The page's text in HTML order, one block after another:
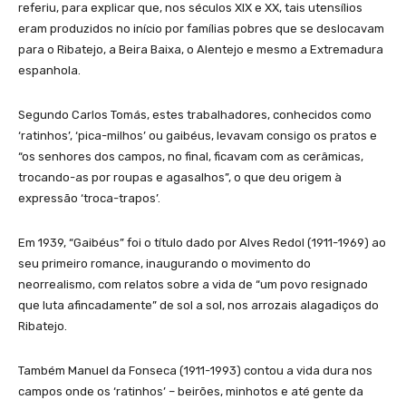
referiu, para explicar que, nos séculos XIX e XX, tais utensílios
eram produzidos no início por famílias pobres que se deslocavam
para o Ribatejo, a Beira Baixa, o Alentejo e mesmo a Extremadura
espanhola.
Segundo Carlos Tomás, estes trabalhadores, conhecidos como
‘ratinhos’, ‘pica-milhos’ ou gaibéus, levavam consigo os pratos e
“os senhores dos campos, no final, ficavam com as cerâmicas,
trocando-as por roupas e agasalhos”, o que deu origem à
expressão ‘troca-trapos’.
Em 1939, “Gaibéus” foi o título dado por Alves Redol (1911-1969) ao
seu primeiro romance, inaugurando o movimento do
neorrealismo, com relatos sobre a vida de “um povo resignado
que luta afincadamente” de sol a sol, nos arrozais alagadiços do
Ribatejo.
Também Manuel da Fonseca (1911-1993) contou a vida dura nos
campos onde os ‘ratinhos’ – beirões, minhotos e até gente da